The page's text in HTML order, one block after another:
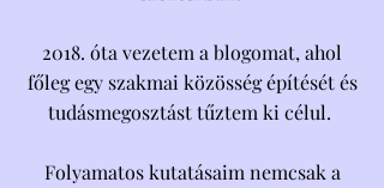
2018. óta vezetem a blogomat, ahol
főleg egy szakmai közösség építését és
tudásmegosztást tűztem ki célul.
Folyamatos kutatásaim nemcsak a